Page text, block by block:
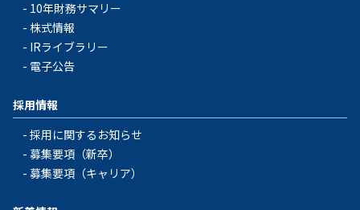
10年財務サマリー
株式情報
IRライブラリー
電子公告
採用情報
採用に関するお知らせ
募集要項（新卒）
募集要項（キャリア）